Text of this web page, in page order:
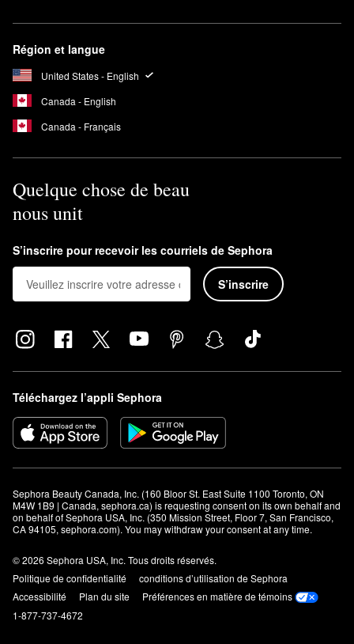
Région et langue
United States - English
Canada - English
Canada - Français
Quelque chose de beau
nous unit
S’inscrire pour recevoir les courriels de Sephora
S’inscrire
Téléchargez l’appli Sephora
Sephora Beauty Canada, Inc. (160 Bloor St. East Suite 1100 Toronto, ON
M4W 1B9 | Canada, sephora.ca) is requesting consent on its own behalf and
on behalf of Sephora USA, Inc. (350 Mission Street, Floor 7, San Francisco,
CA 94105, sephora.com). You may withdraw your consent at any time.
© 2026 Sephora USA, Inc. Tous droits réservés.
Politique de confidentialité
conditions d’utilisation de Sephora
Accessibilité
Plan du site
Préférences en matière de témoins
1-877-737-4672